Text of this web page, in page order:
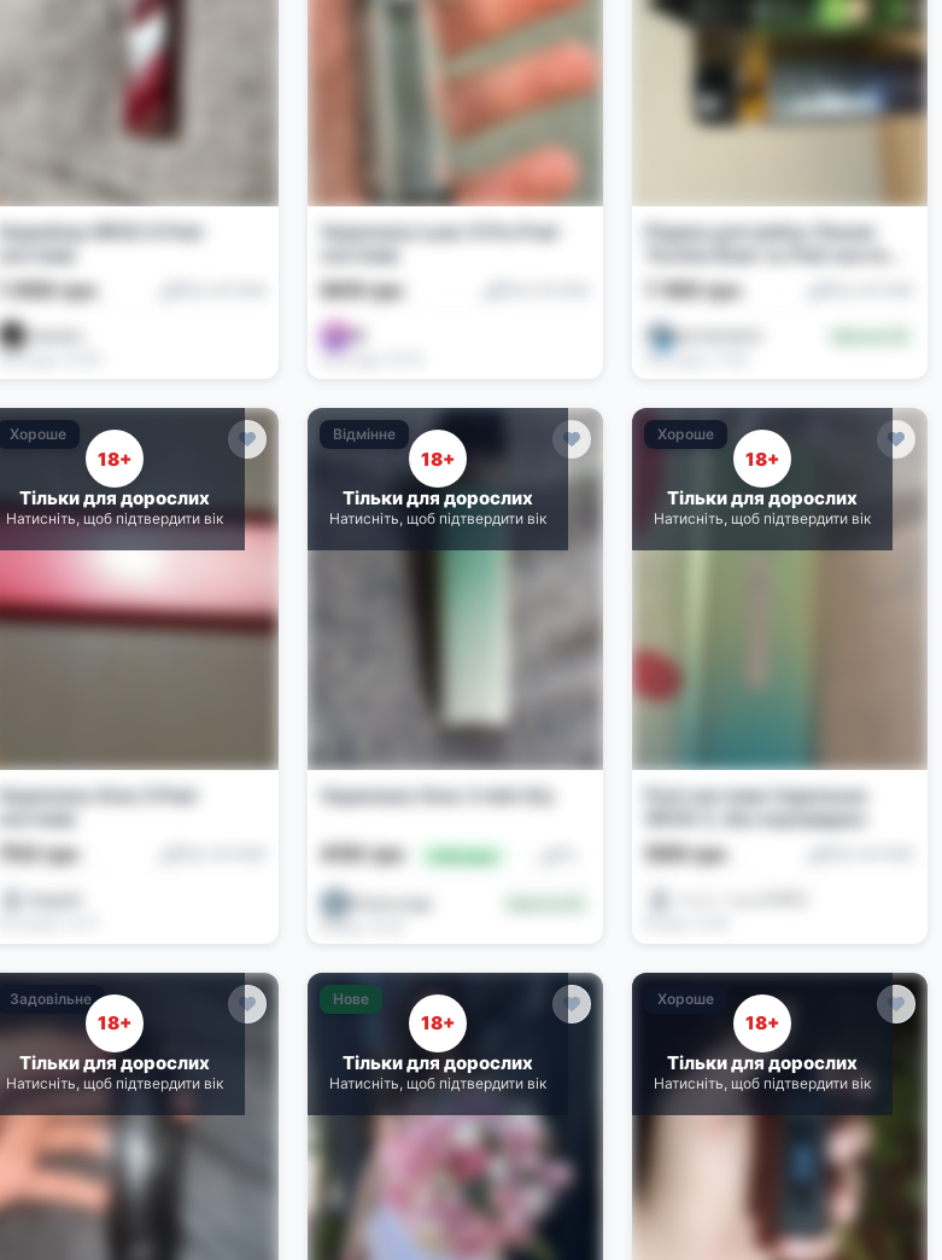
Vapeshop XROS 6 Pod-
1 050 грн
Сьогодні, 19:35
Vaporesso Luxe X Pro Pod-
949 грн
Сьогодні, 19:10
Рідина для вейпу Chaser
Vaporesso
1 100 грн
savchenko☕️
Сьогодні, 17:56
Хороше
18+
Тільки для дорослих
Натисніть, щоб підтвердити вік
Vaporesso Xros 5 Pod-
750 грн
Відмінне
18+
Тільки для дорослих
Натисніть, щоб підтвердити вік
Vaporesso Xros 3 mini б/у
450 грн 🔥 Вигідно
Вчора, 13:05
Хороше
18+
Тільки для дорослих
Натисніть, щоб підтвердити вік
Pod-система Vaporesso
599 грн
Задовільне
18+
Тільки для дорослих
Натисніть, щоб підтвердити вік
Нове
18+
Тільки для дорослих
Натисніть, щоб підтвердити вік
Хороше
18+
Тільки для дорослих
Натисніть, щоб підтвердити вік